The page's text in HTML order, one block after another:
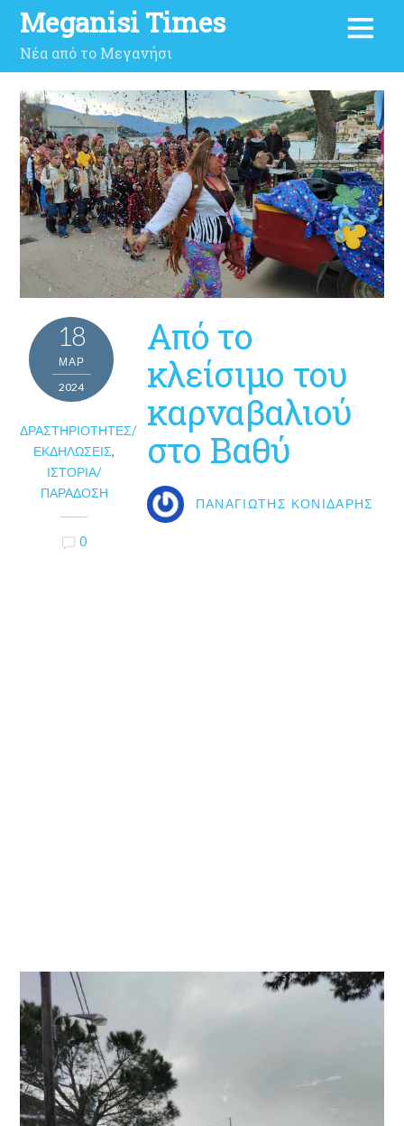
Meganisi Times
Νέα από το Μεγανήσι
18
ΜΑΡ
2024
ΔΡΑΣΤΗΡΙΌΤΗΤΕΣ/
ΕΚΔΗΛΏΣΕΙΣ,
ΙΣΤΟΡΊΑ/
ΠΑΡΆΔΟΣΗ
0
Από το
κλείσιμο του
καρναβαλιού
στο Βαθύ
ΠΑΝΑΓΙΏΤΗΣ ΚΟΝΙΔΆΡΗΣ